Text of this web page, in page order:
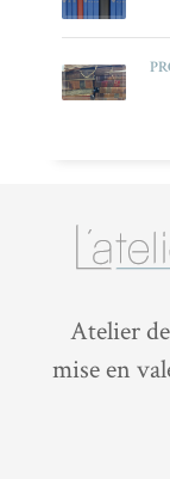
Atelier
mise en